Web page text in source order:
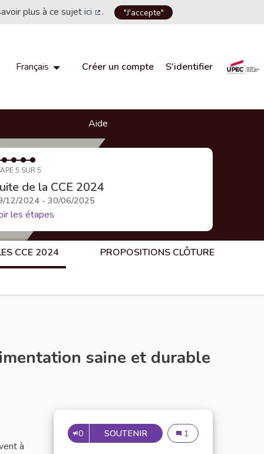
plus à ce sujetici
(Lien externe)
. "J'accepte"
Français Choisir la langueChoose language
Créer un compte S'identifier
Aide
5 SUR 5
de la CCE 2024
12/2024 - 30/06/2025
les étapes
CCE 2024 PROPOSITIONS CLÔTURE
saine et durable
à
0 SOUTENIR N°22 : ORGANISER UNE
N°22 : Organiser une
1